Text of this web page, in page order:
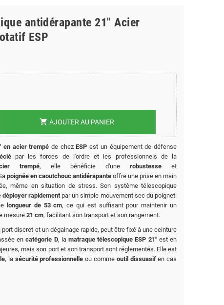
antidérapante 21" Acier
ESP
shopping_cart AJOUTER AU PANIER
en acier trempé de chezESP est un équipement de défense
par les forces de l'ordre et les professionnels de la
trempé, elle bénéficie d'une robustesse et
poignée en caoutchouc antidérapante offre une prise en main
même en situation de stress.Son système télescopique
déployer rapidement par un simple mouvement sec du poignet.
longueur de 53 cm, ce qui est suffisant pour maintenir un
mesure 21 cm, facilitant son transport et son rangement.
port discret et un dégainage rapide, peut être fixé à une ceinture
encatégorie D, lamatraque télescopique ESP 21"est en
mais son port et son transport sont réglementés. Elle est
, la sécurité professionnelle ou comme outil dissuasifen cas